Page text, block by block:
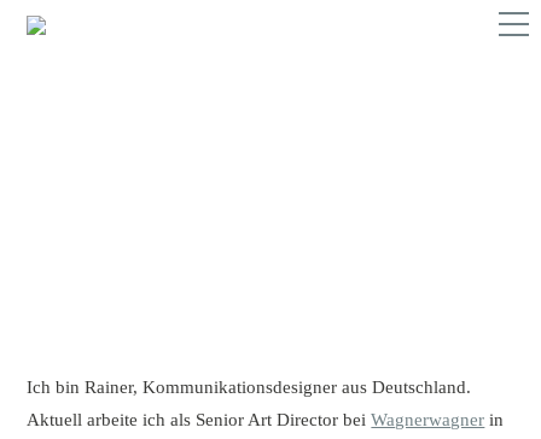
Ich bin Rainer, Kommunikationsdesigner aus Deutschland.
Aktuell arbeite ich als Senior Art Director beiWagnerwagner in